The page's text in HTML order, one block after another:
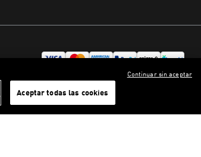
Aceptar todas las cookies
Continuar sin aceptar